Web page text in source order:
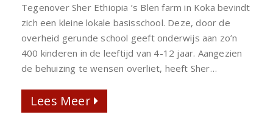
STEUNEN
KLEINE
LOKALE
BASISSCHOOL
IN
Tegenover Sher Ethiopia ’s Blen farm in Koka bevindt
zich een kleine lokale basisschool. Deze, door de
overheid gerunde school geeft onderwijs aan zo’n
400 kinderen in de leeftijd van 4-12 jaar. Aangezien
de behuizing te wensen overliet, heeft Sher…
Lees Meer Lees Meer